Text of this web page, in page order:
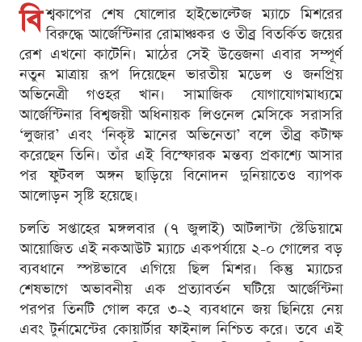
বি শ্বকাপের শেষ ষোলোর হাইভোল্টেজ ম্যাচে মিশরের
বিরুদ্ধে আর্জেন্টিনার রোমাঞ্চকর ও তীব্র বিতর্কিত জয়ের
রেশ এখনো কাটেনি। মাঠের সেই উত্তেজনা এবার সম্পূর্ণ
নতুন মাত্রায় রূপ দিয়েছেন ভারতীয় মডেল ও জনপ্রিয়
অভিনেত্রী গওহর খান। সামাজিক যোগাযোগমাধ্যমে
আর্জেন্টিনার বিশ্বজয়ী অধিনায়ক লিওনেল মেসিকে সরাসরি
‘লুজার’ এবং ‘নিকৃষ্ট মানের অভিনেতা’ বলে তীব্র কটাক্ষ
করেছেন তিনি। তাঁর এই বিস্ফোরক মন্তব্য প্রকাশ্যে আসার
পর ফুটবল অঙ্গন ছাড়িয়ে বিনোদন দুনিয়াতেও ব্যাপক
আলোড়ন সৃষ্টি হয়েছে।
চলতি সপ্তাহের মঙ্গলবার (৭ জুলাই) আটলান্টা স্টেডিয়ামে
আয়োজিত এই নকআউট ম্যাচে একপর্যায়ে ২-০ গোলের বড়
ব্যবধানে স্পষ্টভাবে এগিয়ে ছিল মিশর। কিন্তু ম্যাচের
শেষভাগে অভাবনীয় এক প্রত্যাবর্তন ঘটিয়ে আর্জেন্টিনা
পরপর তিনটি গোল করে ৩-২ ব্যবধানে জয় ছিনিয়ে নেয়
এবং টুর্নামেন্টের কোয়ার্টার ফাইনাল নিশ্চিত করে। তবে এই